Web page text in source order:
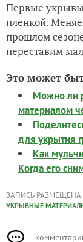
Зима-весна.
Сфинкс:
Первые укрывы
пленкой.
прошлом
переставим
Это может
Можно ли
материалом
для укрытия
Как
Когда его
ЗАПИСЬ РАЗМЕЩЕНА
УКРЫВНЫЕ